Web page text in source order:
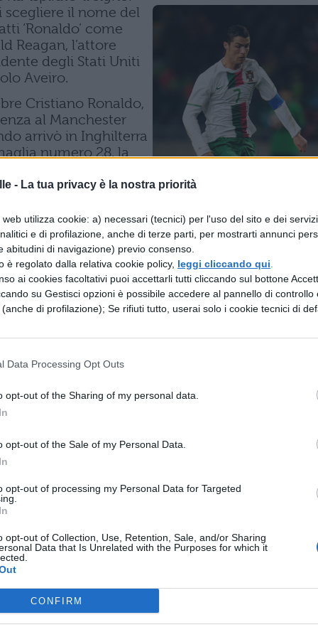
- La tua privacy è la nostra priorità
utilizza cookie: a) necessari (tecnici) per l'uso del sito e dei
e di profilazione, anche di terze parti, per mostrarti annunci
abitudini di navigazione) previo consenso.
è regolato dalla relativa cookie policy, leggi cliccando qui
ai cookies facoltativi puoi accettarli tutti cliccando sul bottone
su Gestisci opzioni è possibile accedere al pannello di controllo
di profilazione); Se rifiuti tutto, userai solo i cookie tecnici di
Data Processing Opt Outs
opt-out of the Sharing of my personal data.
opt-out of the Sale of my Personal Data.
opt-out of processing my Personal Data for Targeted
opt-out of Collection, Use, Retention, Sale, and/or Sharing
Data that Is Unrelated with the Purposes for which it
CONFIRM
il nome del
‘Ronaldo’ come
Reagan, l’attore
degli Stati Uniti
Aveiro.
Cristiano Ronaldo,
al Manchester
arrivò in Inghilterra
numero 28, la
Lisbona, ma fu
convinto
indossasse la
dello United come
veste la numero 7
Madrid ha dovuto
spalle di Raul,
campione del Manchester United degli
2008, la sua stagione più esaltante. In
della Premier League e della
di reti di Best. Nel 2008 Ronaldo vinse anche le
e il FIFA World Player.
dal Real Madrid nell’estate del 2009 per
di Cristiano Ronaldo. E’ la cifra più alta pagata
storia del calcio.
di Cristiano Ronaldo anche per il suo lato
di Armani Jeans, di Clear e tanti altri brand,
dei giornali patinati per la sua indole da
Letizia Filippi, Raffaela Fico, Marisa
sono solo alcune delle stupende fanciulle,
Che continua ad andare a segno, in
facilità…